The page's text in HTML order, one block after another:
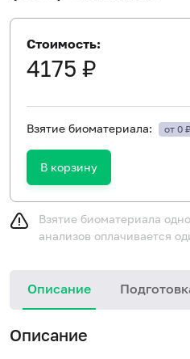
Стоимость:
4175 ₽
Взятие биоматериала: от 0 ₽
В корзину
Взятие биоматериала
анализов оплачивается
Описание
Описание